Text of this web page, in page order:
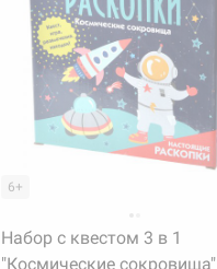
6+
Набор с квестом 3 в 1
"Космические сокровища"